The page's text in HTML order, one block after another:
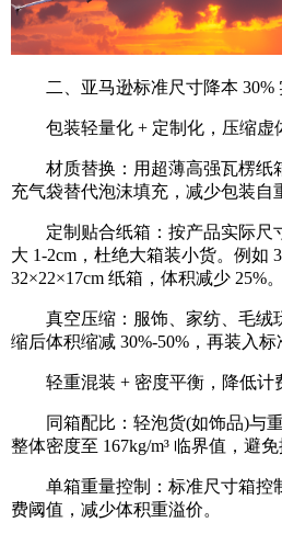
二、亚马逊标准尺寸降本 30%
包装轻量化 + 定制化，压缩虚
材质替换：用超薄高强瓦楞纸
充气袋替代泡沫填充，减少包装自
定制贴合纸箱：按产品实际尺
大 1-2cm，杜绝大箱装小货。例如
32×22×17cm 纸箱，体积减少 25%。
真空压缩：服饰、家纺、毛绒
缩后体积缩减 30%-50%，再装入标
轻重混装 + 密度平衡，降低计
同箱配比：轻泡货(如饰品)与重
整体密度至 167kg/m³ 临界值，避免
单箱重量控制：标准尺寸箱控
费阈值，减少体积重溢价。